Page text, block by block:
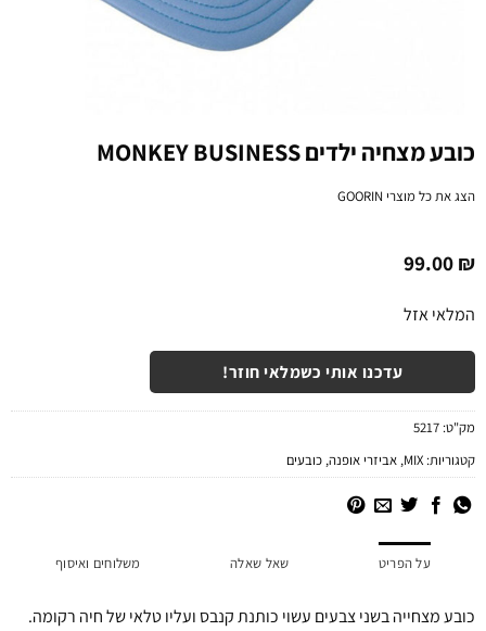
כובע מצחיה ילדים MONKEY BUSINESS
הצג את כל מוצריGOORIN
99.00₪
המלאי אזל
עדכנו אותי כשמלאי חוזר!
מק"ט:5217
קטגוריות:MIX
,אביזרי אופנה,כובעים
על הפריט שאל שאלה משלוחים ואיסוף
כובע מצחייה בשני צבעים עשוי כותנת קנבס ועליו טלאי של חיה רקומה.